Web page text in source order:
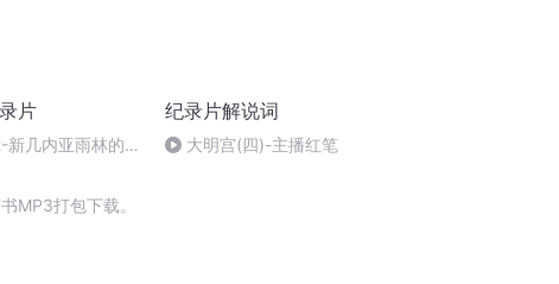
片
新几内亚雨林的天
纪录片解说词
大明宫(四)-主播红笔
MP3打包下载。